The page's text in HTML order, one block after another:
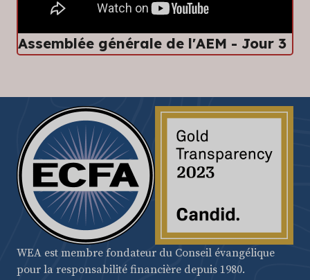
Assemblée générale de l'AEM - Jour 3
WEA est membre fondateur du Conseil évangélique
pour la responsabilité financière depuis 1980.